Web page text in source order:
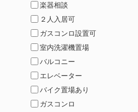
楽器相談
２人入居可
ガスコンロ設置可
室内洗濯機置場
バルコニー
エレベーター
バイク置場あり
ガスコンロ